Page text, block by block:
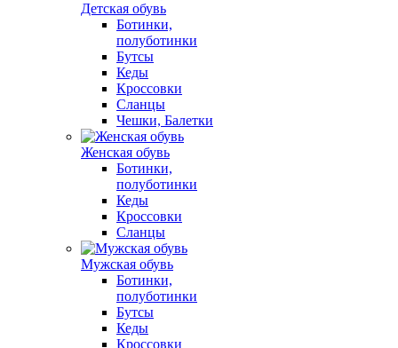
Детская обувь
Ботинки,
полуботинки
Бутсы
Кеды
Кроссовки
Сланцы
Чешки, Балетки
Женская обувь
Ботинки,
полуботинки
Кеды
Кроссовки
Сланцы
Мужская обувь
Ботинки,
полуботинки
Бутсы
Кеды
Кроссовки